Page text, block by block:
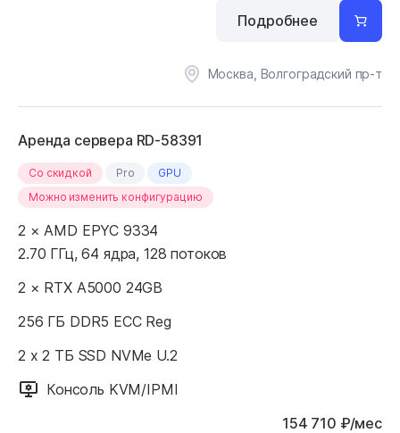
Москва, Волгоградский пр-т
Подробнее
Аренда сервера RD-58391
Cо скидкой Pro
GPU
Можно изменить конфигурацию
2 × AMD EPYC 9334
2.70 ГГц, 64 ядра, 128 потоков
2 × RTX A5000 24GB
256 ГБ DDR5 ECC Reg
2 x 2 ТБ SSD NVMe U.2
Консоль KVM/IPMI
154 710 ₽/мес